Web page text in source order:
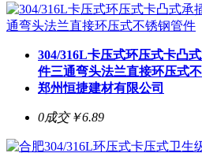
304/316L卡压式环压式卡凸
件三通弯头法兰直接环压式
郑州恒捷建材有限公司
0成交￥6.89